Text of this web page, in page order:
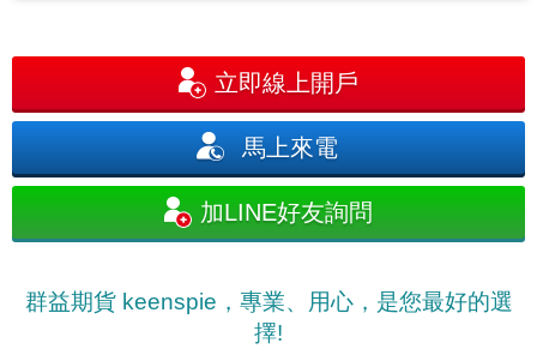
立即線上開戶
馬上來電
加LINE好友詢問
群益期貨 keenspie，專業、用心，是您最好的選
擇!